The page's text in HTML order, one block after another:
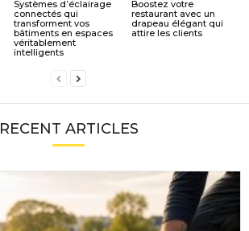
Systèmes d’éclairage
connectés qui
transforment vos
bâtiments en espaces
véritablement
intelligents
Boostez votre
restaurant avec un
drapeau élégant qui
attire les clients
RECENT ARTICLES